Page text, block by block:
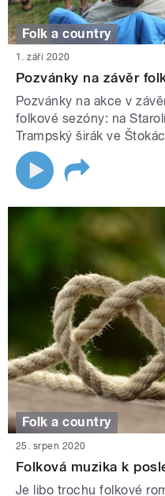
Folk a country
1. září 2020
Pozvánky na závěr
Pozvánky na akce v
folkové sezóny: na
Trampský širák ve
Folk a country
25. srpen 2020
Folková muzika k
Je libo trochu folkové